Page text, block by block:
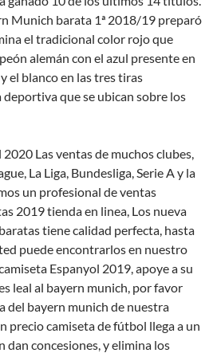
Munich barata 1ª 2018/19 preparó
el tradicional color rojo que
alemán con el azul presente en
el blanco en las tres tiras
que se ubican sobre los
Las ventas de muchos clubes,
La Liga, Bundesliga, Serie A y la
un profesional de ventas
2019 tienda en linea, Los nueva
tiene calidad perfecta, hasta
puede encontrarlos en nuestro
Espanyol 2019, apoye a su
leal al bayern munich, por favor
del bayern munich de nuestra
precio camiseta de fútbol llega a un
dan concesiones, y elimina los